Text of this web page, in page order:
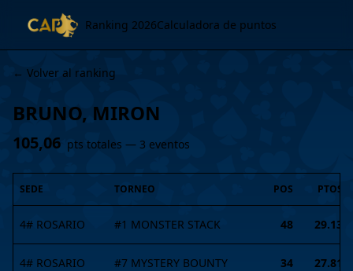
Ranking 2026Calculadora de puntos
← Volver al ranking
BRUNO, MIRON
105,06 pts totales — 3 eventos
SEDE TORNEO POS PTOS
4# ROSARIO #1 MONSTER STACK 48 29.13
4# ROSARIO #7 MYSTERY BOUNTY 34 27.81